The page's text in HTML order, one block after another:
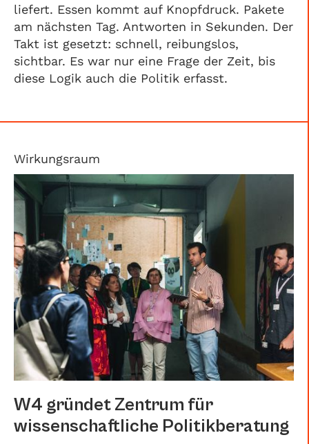
liefert. Essen kommt auf Knopfdruck. Pakete
am nächsten Tag. Antworten in Sekunden. Der
Takt ist gesetzt: schnell, reibungslos,
sichtbar. Es war nur eine Frage der Zeit, bis
diese Logik auch die Politik erfasst.
Wirkungsraum
W4 gründet Zentrum für
wissenschaftliche Politikberatung